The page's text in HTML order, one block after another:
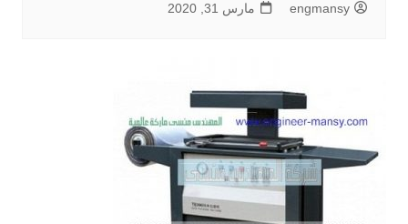
engmansy مارس 31, 2020